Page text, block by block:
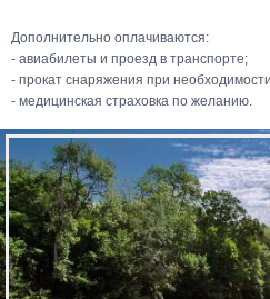
Дополнительно оплачиваются:
- авиабилеты и проезд в транспорте;
- прокат снаряжения при
- медицинская страховка по желанию.